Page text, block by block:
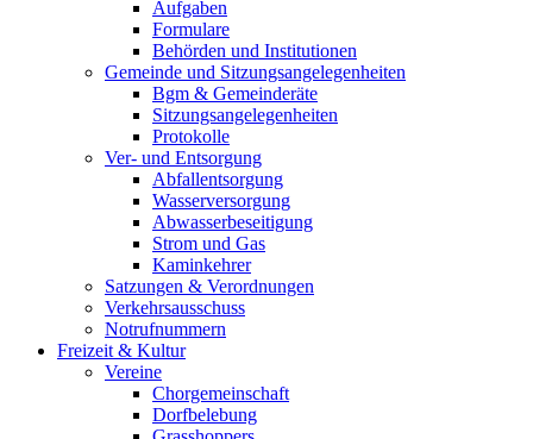
Aufgaben
Formulare
Behörden und Institutionen
Gemeinde und Sitzungsangelegenheiten
Bgm & Gemeinderäte
Sitzungsangelegenheiten
Protokolle
Ver- und Entsorgung
Abfallentsorgung
Wasserversorgung
Abwasserbeseitigung
Strom und Gas
Kaminkehrer
Satzungen & Verordnungen
Verkehrsausschuss
Notrufnummern
Freizeit & Kultur
Vereine
Chorgemeinschaft
Dorfbelebung